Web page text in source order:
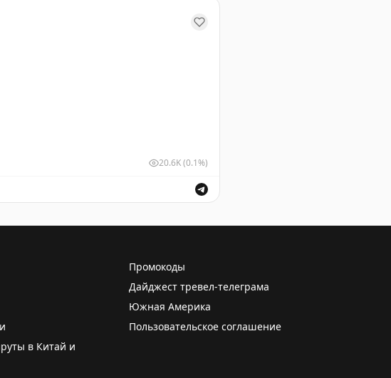
20.6K(0.1%)
Промокоды
Дайджест тревел-телеграма
Южная Америка
Пользовательское соглашение
в Китай и